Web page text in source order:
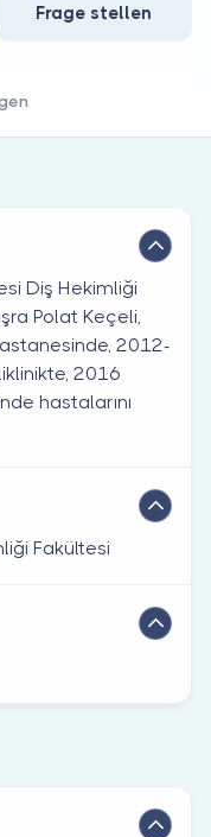
Frage stellen
Diş Hekimliği
Polat Keçeli,
2012-
2016
hastalarını
Fakültesi